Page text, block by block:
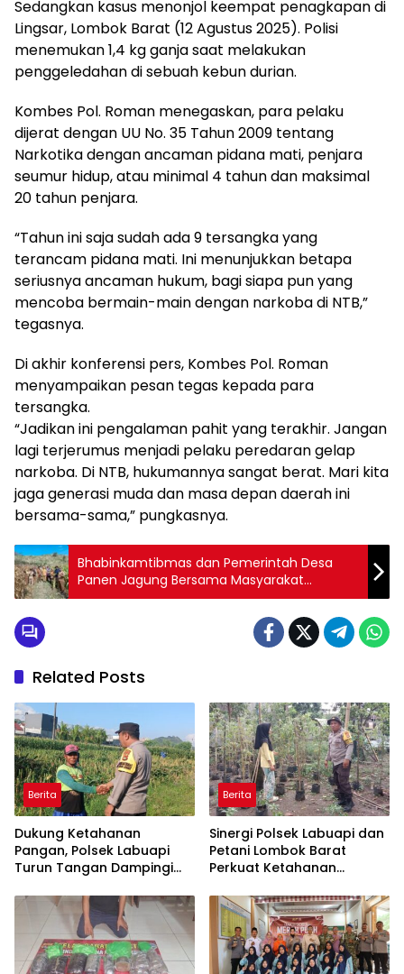
Sedangkan kasus menonjol keempat penagkapan di
Lingsar, Lombok Barat (12 Agustus 2025). Polisi
menemukan 1,4 kg ganja saat melakukan
penggeledahan di sebuah kebun durian.
Kombes Pol. Roman menegaskan, para pelaku
dijerat dengan UU No. 35 Tahun 2009 tentang
Narkotika dengan ancaman pidana mati, penjara
seumur hidup, atau minimal 4 tahun dan maksimal
20 tahun penjara.
“Tahun ini saja sudah ada 9 tersangka yang
terancam pidana mati. Ini menunjukkan betapa
seriusnya ancaman hukum, bagi siapa pun yang
mencoba bermain-main dengan narkoba di NTB,”
tegasnya.
Di akhir konferensi pers, Kombes Pol. Roman
menyampaikan pesan tegas kepada para
tersangka.
“Jadikan ini pengalaman pahit yang terakhir. Jangan
lagi terjerumus menjadi pelaku peredaran gelap
narkoba. Di NTB, hukumannya sangat berat. Mari kita
jaga generasi muda dan masa depan daerah ini
bersama-sama,” pungkasnya.
Bhabinkamtibmas dan Pemerintah Desa
Panen Jagung Bersama Masyarakat
Bersinergi Dukung Ketahanan Pangan
Related Posts
Berita
Dukung Ketahanan
Pangan, Polsek Labuapi
Turun Tangan Dampingi
Bongkot
Berita
Sinergi Polsek Labuapi dan
Petani Lombok Barat
Perkuat Ketahanan